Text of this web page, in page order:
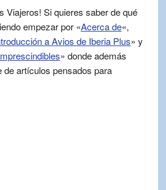
Viajeros! Si quieres saber de qué
empezar por «Acerca de«,
a Avios de Iberia Plus» y
» donde además
de artículos pensados para